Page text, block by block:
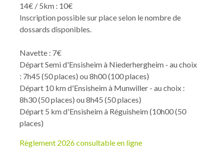
14€ / 5km : 10€
Inscription possible sur place selon le nombre de
dossards disponibles.
Navette : 7€
Départ Semi d'Ensisheim à Niederhergheim - au choix
: 7h45 (50 places) ou 8h00 (100 places)
Départ 10 km d'Ensisheim à Munwiller - au choix :
8h30 (50 places) ou 8h45 (50 places)
Départ 5 km d'Ensisheim à Réguisheim (10h00 (50
places)
Règlement 2026 consultable en ligne